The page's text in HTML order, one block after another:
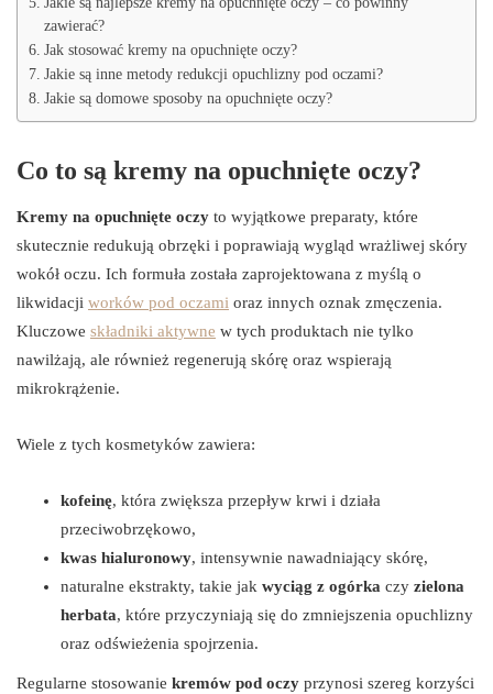
zawierać?
Jak stosować kremy na opuchnięte oczy?
Jakie są inne metody redukcji opuchlizny pod oczami?
Jakie są domowe sposoby na opuchnięte oczy?
Co to są kremy na opuchnięte oczy?
Kremy na opuchnięte oczy to wyjątkowe preparaty, które
skutecznie redukują obrzęki i poprawiają wygląd wrażliwej skóry
wokół oczu. Ich formuła została zaprojektowana z myślą o
likwidacji worków pod oczami oraz innych oznak zmęczenia.
Kluczowe składniki aktywne w tych produktach nie tylko
nawilżają, ale również regenerują skórę oraz wspierają
mikrokrążenie.
Wiele z tych kosmetyków zawiera:
kofeinę, która zwiększa przepływ krwi i działa
przeciwobrzękowo,
kwas hialuronowy, intensywnie nawadniający skórę,
naturalne ekstrakty, takie jak wyciąg z ogórka czy zielona
herbata, które przyczyniają się do zmniejszenia opuchlizny
oraz odświeżenia spojrzenia.
Regularne stosowanie kremów pod oczy przynosi szereg korzyści